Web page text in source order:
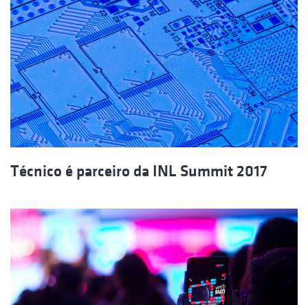
Técnico é parceiro da INL Summit 2017